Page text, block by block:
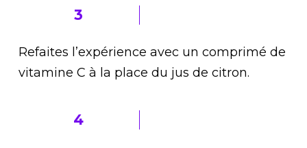
3
Refaites l’expérience avec un comprimé de
vitamine C à la place du jus de citron.
4